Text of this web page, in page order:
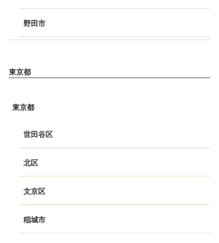
野田市
東京都
東京都
世田谷区
北区
文京区
稲城市